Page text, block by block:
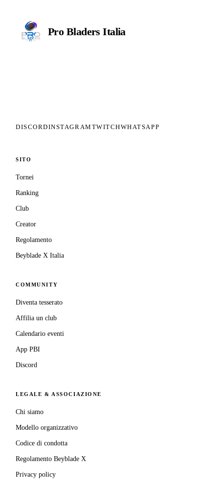
Pro BladersItalia
DISCORDINSTAGRAM TWITCHWHATSAPP
SITO
Tornei
Ranking
Club
Creator
Regolamento
Beyblade X Italia
COMMUNITY
Diventa tesserato
Affilia un club
Calendario eventi
App PBI
Discord
LEGALE & ASSOCIAZIONE
Chi siamo
Modello organizzativo
Codice di condotta
Regolamento Beyblade X
Privacy policy